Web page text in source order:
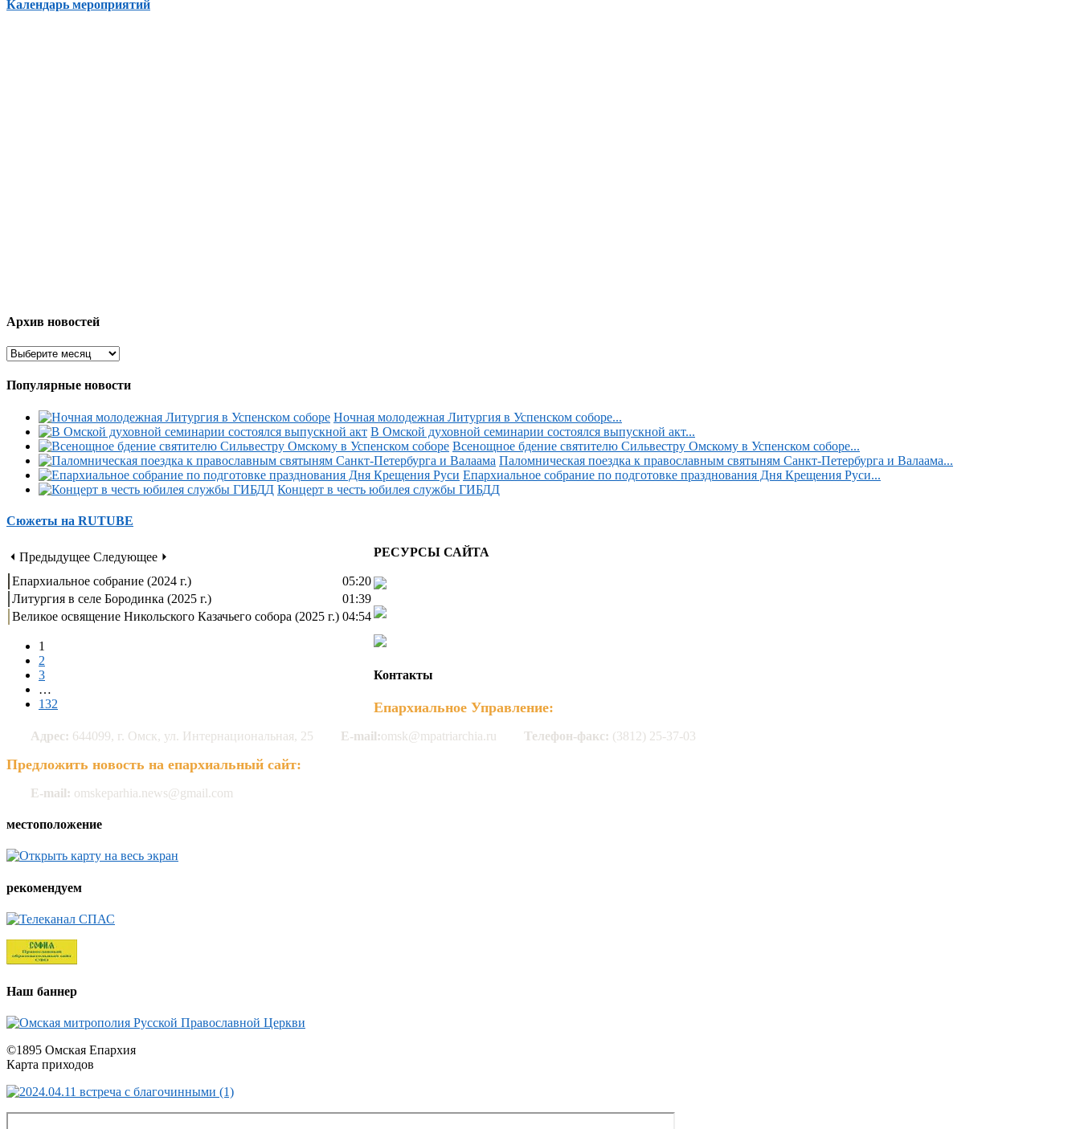
Календарь мероприятий
Архив новостей
Популярные новости
Ночная молодежная Литургия в Успенском соборе...
В Омской духовной семинарии состоялся выпускной акт...
Всенощное бдение святителю Сильвестру Омскому в Успенском соборе...
Паломническая поездка к православным святыням Санкт-Петербурга и Валаама...
Епархиальное собрание по подготовке празднования Дня Крещения Руси...
Концерт в честь юбилея службы ГИБДД
Сюжеты на RUTUBE
⏴ Предыдущее Следующее ⏵
Епархиальное собрание (2024 г.)
05:20
Литургия в селе Бородинка (2025 г.)
01:39
Великое освящение Никольского Казачьего собора (2025 г.) 04:54
1
2
3
…
132
РЕСУРСЫ САЙТА
Контакты
Епархиальное Управление:
Адрес: 644099, г. Омск, ул. Интернациональная, 25 E-mail:omsk@mpatriarchia.ru Телефон-факс: (3812) 25-37-03
Предложить новость на епархиальный сайт:
E-mail: omskeparhia.news@gmail.com
местоположение
рекомендуем
Наш баннер
©1895 Омская Епархия
Карта приходов